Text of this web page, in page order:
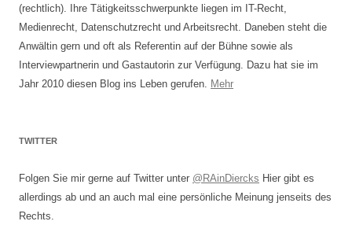
(rechtlich). Ihre Tätigkeitsschwerpunkte liegen im IT-Recht,
Medienrecht, Datenschutzrecht und Arbeitsrecht. Daneben steht die
Anwältin gern und oft als Referentin auf der Bühne sowie als
Interviewpartnerin und Gastautorin zur Verfügung. Dazu hat sie im
Jahr 2010 diesen Blog ins Leben gerufen. Mehr
TWITTER
Folgen Sie mir gerne auf Twitter unter @RAinDiercks Hier gibt es
allerdings ab und an auch mal eine persönliche Meinung jenseits des
Rechts.